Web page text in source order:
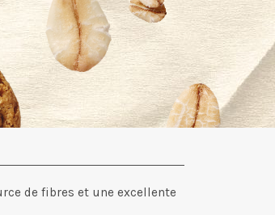
de fibres et une excellente